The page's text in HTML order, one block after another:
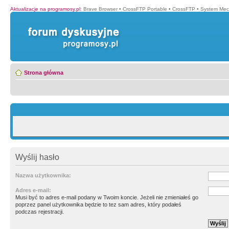
Aktualizacje na programosy.pl: Brave Browser • CrossFTP Portable • CrossFTP • System
Strona główna
Wyślij hasło
Nazwa użytkownika:
Adres e-mail:
Musi być to adres e-mail podany w Twoim koncie. Jeżeli nie zmieniałeś go
poprzez panel użytkownika będzie to tez sam adres, który podałeś
podczas rejestracji.